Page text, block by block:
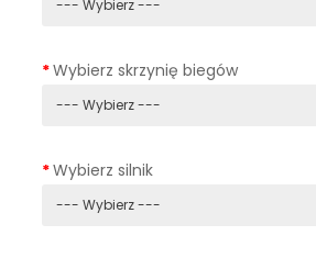
Wybierz skrzynię biegów
Wybierz silnik